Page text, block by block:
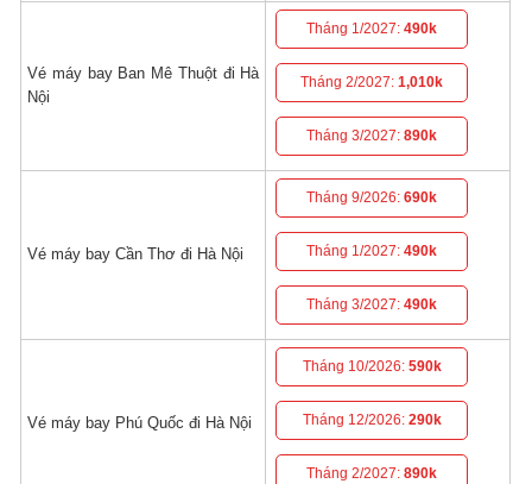
Vé máy bay Ban Mê Thuột đi Hà
Nội
Tháng 1/2027:490k
Tháng 2/2027:1,010k
Tháng 3/2027:890k
Vé máy bay Cần Thơ đi Hà Nội
Tháng 9/2026:690k
Tháng 1/2027:490k
Tháng 3/2027:490k
Vé máy bay Phú Quốc đi Hà Nội
Tháng 10/2026: 590k
Tháng 12/2026: 290k
Tháng 2/2027:890k